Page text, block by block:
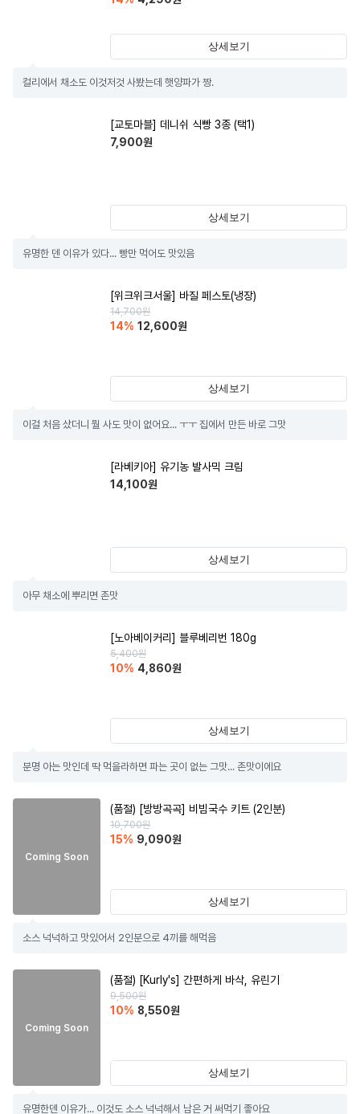
상세보기
컬리에서 채소도 이것저것 사봤는데 햇양파가 짱.
[교토마블] 데니쉬 식빵 3종 (택1)
7,900원
상세보기
유명한 덴 이유가 있다... 빵만 먹어도 맛있음
[위크위크서울] 바질 페스토(냉장)
14,700원
14% 12,600원
상세보기
이걸 처음 샀더니 뭘 사도 맛이 없어요... ㅜㅜ 집에서 만든 바로 그맛
[라베키아] 유기농 발사믹 크림
14,100원
상세보기
아무 채소에 뿌리면 존맛
[노아베이커리] 블루베리번 180g
5,400원
10% 4,860원
상세보기
분명 아는 맛인데 딱 먹을라하면 파는 곳이 없는 그맛... 존맛이에요
Coming Soon
(품절) [방방곡곡] 비빔국수 키트 (2인분)
10,700원
15% 9,090원
상세보기
소스 넉넉하고 맛있어서 2인분으로 4끼를 해먹음
Coming Soon
(품절) [Kurly's] 간편하게 바삭, 유린기
9,500원
10% 8,550원
상세보기
유명한덴 이유가... 이것도 소스 넉넉해서 남은 거 써먹기 좋아요